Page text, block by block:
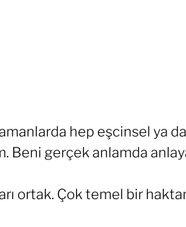
hep eşcinsel ya
Beni gerçek anlamda
ortak. Çok temel bir